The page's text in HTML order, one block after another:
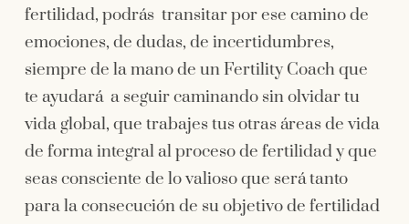
fertilidad, podrás transitar por ese camino de
emociones, de dudas, de incertidumbres,
siempre de la mano de un Fertility Coach que
te ayudará a seguir caminando sin olvidar tu
vida global, que trabajes tus otras áreas de vida
de forma integral al proceso de fertilidad y que
seas consciente de lo valioso que será tanto
para la consecución de su objetivo de fertilidad